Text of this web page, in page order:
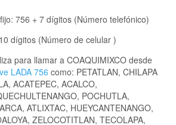
756 + 7 dígitos (Número telefónico)
dígitos (Número de celular )
para llamar a COAQUIMIXCO desde
LADA 756 como: PETATLAN, CHILAPA
ACATEPEC, ACALCO,
POCHUTLA,
ATLIXTAC, HUEYCANTENANGO,
ZELOCOTITLAN, TECOLAPA,